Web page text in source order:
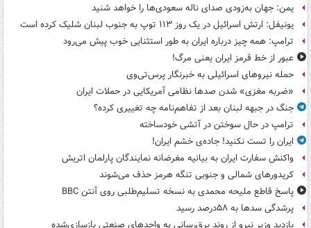
یمن: جهان به‌زودی صدای ناله سعودی‌ها را خواهد شنید
یونیفل: ارتش اسرائیل در یک روز ۱۱۳ توپ به جنوب لبنان شلیک کرده است
ترامپ: همه چیز درباره ایران به طور استثنایی خوب پیش می‌رود
عبور از خط قرمز ایران یعنی مرگ!
حمله نیروهای اسرائیلی به خبرنگار پرس‌تی‌وی
«ضربه مغزی» شدن صدها نظامی آمریکایی در حملات ایران
جنگ در جبهه لبنان بعد از تفاهم‌نامه چه تغییری کرده؟
ترامپ در حال سوختن در آتشی خودساخته
ایران را تست نکنید! جاده‌ی خشم ایران!
واکنش سفارت ایران به بیانیه مغرضانه نمایندگان پارلمان اتریش
کریدورهای شمالی و جنوبی تنگه هرمز حذف می‌شوند
پاسخ قاطع ملیحه محمدی به نسخه تسلیم‌طلبی روی آنتن BBC
پرشدگی سدها به ۵۸درصد رسید
بازدید وزیر نیرو از روند برق‌رسانی به واحدهای صنعتی بازسازی‌شده